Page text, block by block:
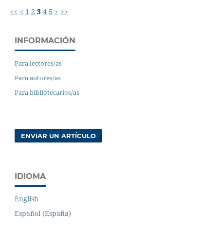
<< < 1 2 3 4 5 > >>
INFORMACIÓN
Para lectores/as
Para autores/as
Para bibliotecarios/as
ENVIAR UN ARTÍCULO
IDIOMA
English
Español (España)